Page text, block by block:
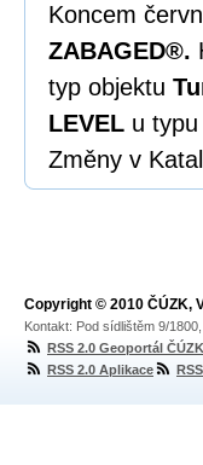
Koncem
ZABAGED®.
typ objektu
LEVEL u
Změny v
Copyright © 2010 ČÚZK,
Kontakt: Pod sídlištěm 9/
RSS 2.0 Geoportál ČÚZK
RSS 2.0 Aplikace